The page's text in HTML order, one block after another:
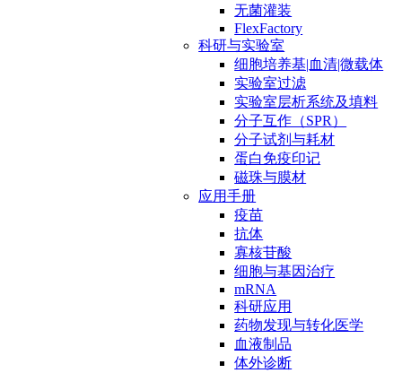
无菌灌装
FlexFactory
科研与实验室
细胞培养基|血清|微载体
实验室过滤
实验室层析系统及填料
分子互作（SPR）
分子试剂与耗材
蛋白免疫印记
磁珠与膜材
应用手册
疫苗
抗体
寡核苷酸
细胞与基因治疗
mRNA
科研应用
药物发现与转化医学
血液制品
体外诊断